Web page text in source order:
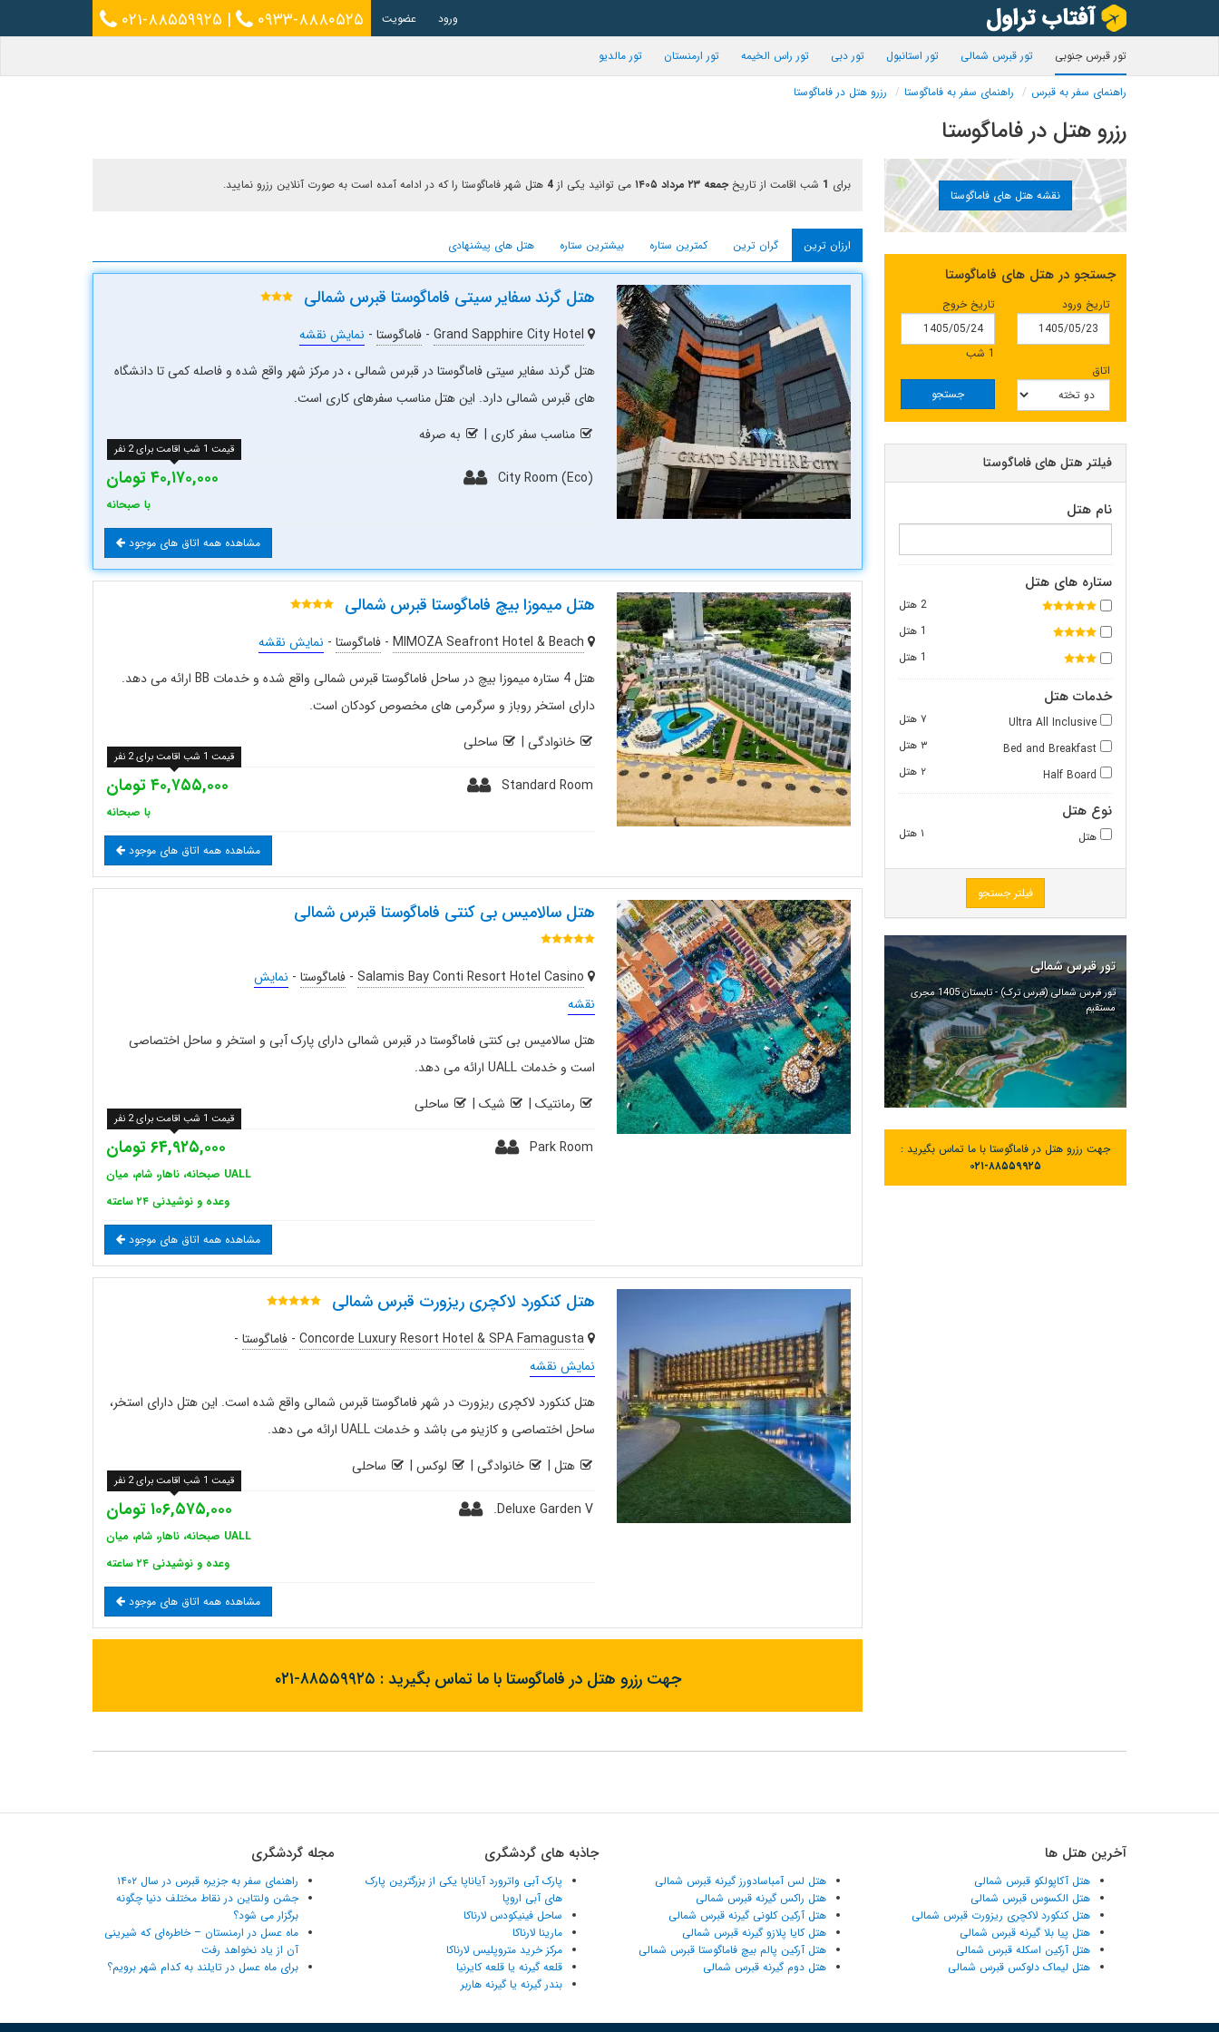
۰۲۱-۸۸۵۵۹۹۲۵ | ۰۹۳۳-۸۸۸۰۵۲۵ ورود عضویت
تور قبرس جنوبی تور قبرس شمالی تور استانبول تور دبی تور راس الخیمه تور ارمنستان تور مالدیو
راهنمای سفر به قبرس راهنمای سفر به فاماگوستا رزرو هتل در فاماگوستا
رزرو هتل در فاماگوستا
نقشه هتل های فاماگوستا
جستجو در هتل های فاماگوستا
تاریخ ورود تاریخ خروج
1 شب
اتاق
جستجو
فیلتر هتل های فاماگوستا
نام هتل
ستاره های هتل
2 هتل
1 هتل
1 هتل
خدمات هتل
Ultra All Inclusive
۷ هتل
Bed and Breakfast
۳ هتل
Half Board
۲ هتل
نوع هتل
هتل ۱ هتل
فیلتر جستجو
تور قبرس شمالی
تور قبرس شمالی (قبرس ترک) - تابستان 1405 مجری
مستقیم
جهت رزرو هتل در فاماگوستا با ما تماس بگیرید :
۰۲۱-۸۸۵۵۹۹۲۵
برای 1 شب اقامت از تاریخجمعه ۲۳ مرداد ۱۴۰۵ می توانید یکی از 4 هتل شهر فاماگوستا را که در ادامه آمده است به صورت آنلاین رزرو نمایید.
ارزان ترین گران ترین کمترین ستاره بیشترین ستاره هتل های پیشنهادی
هتل گرند سفایر سیتی فاماگوستا قبرس شمالی
Grand Sapphire City Hotel
-فاماگوستا - نمایش نقشه
هتل گرند سفایر سیتی فاماگوستا در قبرس شمالی ، در مرکز شهر واقع شده و فاصله کمی تا دانشگاه
های قبرس شمالی دارد. این هتل مناسب سفرهای کاری است.
مناسب سفر کاری | به صرفه
City Room (Eco) ۴۰,۱۷۰,۰۰۰ تومان
با صبحانه
قیمت 1 شب اقامت برای 2 نفر
مشاهده همه اتاق های موجود
هتل میموزا بیچ فاماگوستا قبرس شمالی
MIMOZA Seafront Hotel & Beach
-فاماگوستا - نمایش نقشه
هتل 4 ستاره میموزا بیچ در ساحل فاماگوستا قبرس شمالی واقع شده و خدمات BB ارائه می دهد.
دارای استخر روباز و سرگرمی های مخصوص کودکان است.
خانوادگی | ساحلی
Standard Room ۴۰,۷۵۵,۰۰۰ تومان
با صبحانه
قیمت 1 شب اقامت برای 2 نفر
مشاهده همه اتاق های موجود
هتل سالامیس بی کنتی فاماگوستا قبرس شمالی
Salamis Bay Conti Resort Hotel Casino
-فاماگوستا - نمایش
نقشه
هتل سالامیس بی کنتی فاماگوستا در قبرس شمالی دارای پارک آبی و استخر و ساحل اختصاصی
است و خدمات UALL ارائه می دهد.
رمانتیک | شیک | ساحلی
Park Room ۶۴,۹۲۵,۰۰۰ تومان
UALL صبحانه، ناهار، شام، میان
وعده و نوشیدنی ۲۴ ساعته
قیمت 1 شب اقامت برای 2 نفر
مشاهده همه اتاق های موجود
هتل کنکورد لاکچری ریزورت قبرس شمالی
Concorde Luxury Resort Hotel & SPA Famagusta
-فاماگوستا -
نمایش نقشه
هتل کنکورد لاکچری ریزورت در شهر فاماگوستا قبرس شمالی واقع شده است. این هتل دارای استخر،
ساحل اختصاصی و کازینو می باشد و خدمات UALL ارائه می دهد.
هتل | خانوادگی | لوکس | ساحلی
Deluxe Garden V. ۱۰۶,۵۷۵,۰۰۰ تومان
UALL صبحانه، ناهار، شام، میان
وعده و نوشیدنی ۲۴ ساعته
قیمت 1 شب اقامت برای 2 نفر
مشاهده همه اتاق های موجود
جهت رزرو هتل در فاماگوستا با ما تماس بگیرید : ۰۲۱-۸۸۵۵۹۹۲۵
آخرین هتل ها
هتل آکاپولکو قبرس شمالی
هتل الکسوس قبرس شمالی
هتل کنکورد لاکچری ریزورت قبرس شمالی
هتل پیا بلا گیرنه قبرس شمالی
هتل آرکین اسکله قبرس شمالی
هتل لیماک دلوکس قبرس شمالی
هتل لس آمباسادورز گیرنه قبرس شمالی
هتل راکس گیرنه قبرس شمالی
هتل آرکین کلونی گیرنه قبرس شمالی
هتل کایا پلازو گیرنه قبرس شمالی
هتل آرکین پالم بیچ فاماگوستا قبرس شمالی
هتل دوم گیرنه قبرس شمالی
جاذبه های گردشگری
پارک آبی واترورد آیاناپا یکی از بزرگترین پارک
های آبی اروپا
ساحل فینیکودس لارناکا
مارینا لارناکا
مرکز خرید متروپلیس لارناکا
قلعه گیرنه یا قلعه کایرنیا
بندر گیرنه یا گیرنه هاربر
مجله گردشگری
راهنمای سفر به جزیره قبرس در سال ۱۴۰۲
جشن ولنتاین در نقاط مختلف دنیا چگونه
برگزار می شود؟
ماه عسل در ارمنستان – خاطره‌ای که شیرینی
آن از یاد نخواهد رفت
برای ماه عسل در تایلند به کدام شهر برویم؟